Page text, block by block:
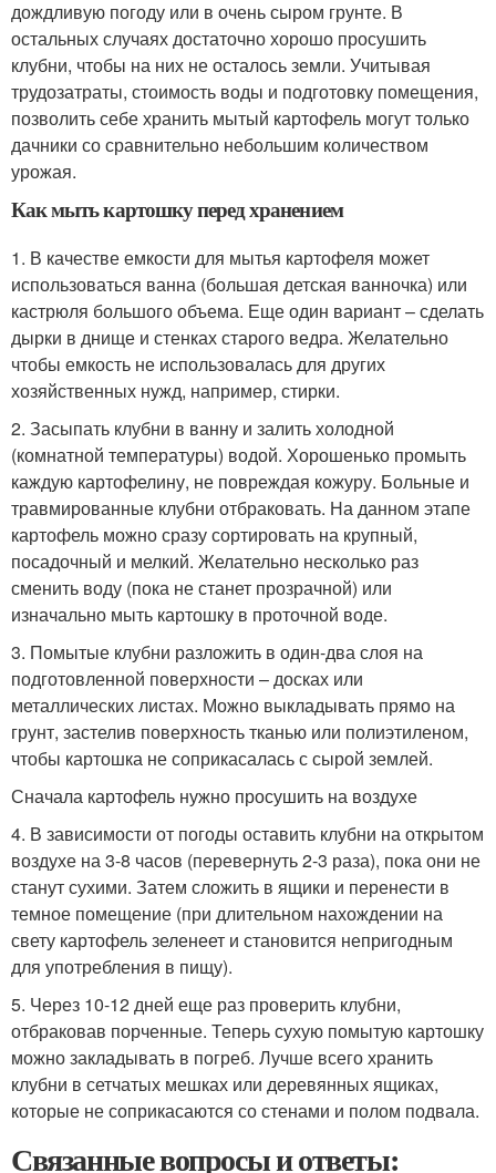
дождливую погоду или в очень сыром грунте. В
остальных случаях достаточно хорошо просушить
клубни, чтобы на них не осталось земли. Учитывая
трудозатраты, стоимость воды и подготовку помещения,
позволить себе хранить мытый картофель могут только
дачники со сравнительно небольшим количеством
урожая.
Как мыть картошку перед хранением
1. В качестве емкости для мытья картофеля может
использоваться ванна (большая детская ванночка) или
кастрюля большого объема. Еще один вариант – сделать
дырки в днище и стенках старого ведра. Желательно
чтобы емкость не использовалась для других
хозяйственных нужд, например, стирки.
2. Засыпать клубни в ванну и залить холодной
(комнатной температуры) водой. Хорошенько промыть
каждую картофелину, не повреждая кожуру. Больные и
травмированные клубни отбраковать. На данном этапе
картофель можно сразу сортировать на крупный,
посадочный и мелкий. Желательно несколько раз
сменить воду (пока не станет прозрачной) или
изначально мыть картошку в проточной воде.
3. Помытые клубни разложить в один-два слоя на
подготовленной поверхности – досках или
металлических листах. Можно выкладывать прямо на
грунт, застелив поверхность тканью или полиэтиленом,
чтобы картошка не соприкасалась с сырой землей.
Сначала картофель нужно просушить на воздухе
4. В зависимости от погоды оставить клубни на открытом
воздухе на 3-8 часов (перевернуть 2-3 раза), пока они не
станут сухими. Затем сложить в ящики и перенести в
темное помещение (при длительном нахождении на
свету картофель зеленеет и становится непригодным
для употребления в пищу).
5. Через 10-12 дней еще раз проверить клубни,
отбраковав порченные. Теперь сухую помытую картошку
можно закладывать в погреб. Лучше всего хранить
клубни в сетчатых мешках или деревянных ящиках,
которые не соприкасаются со стенами и полом подвала.
Связанные вопросы и ответы: